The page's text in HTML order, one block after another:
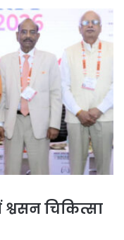
चिकित्सा